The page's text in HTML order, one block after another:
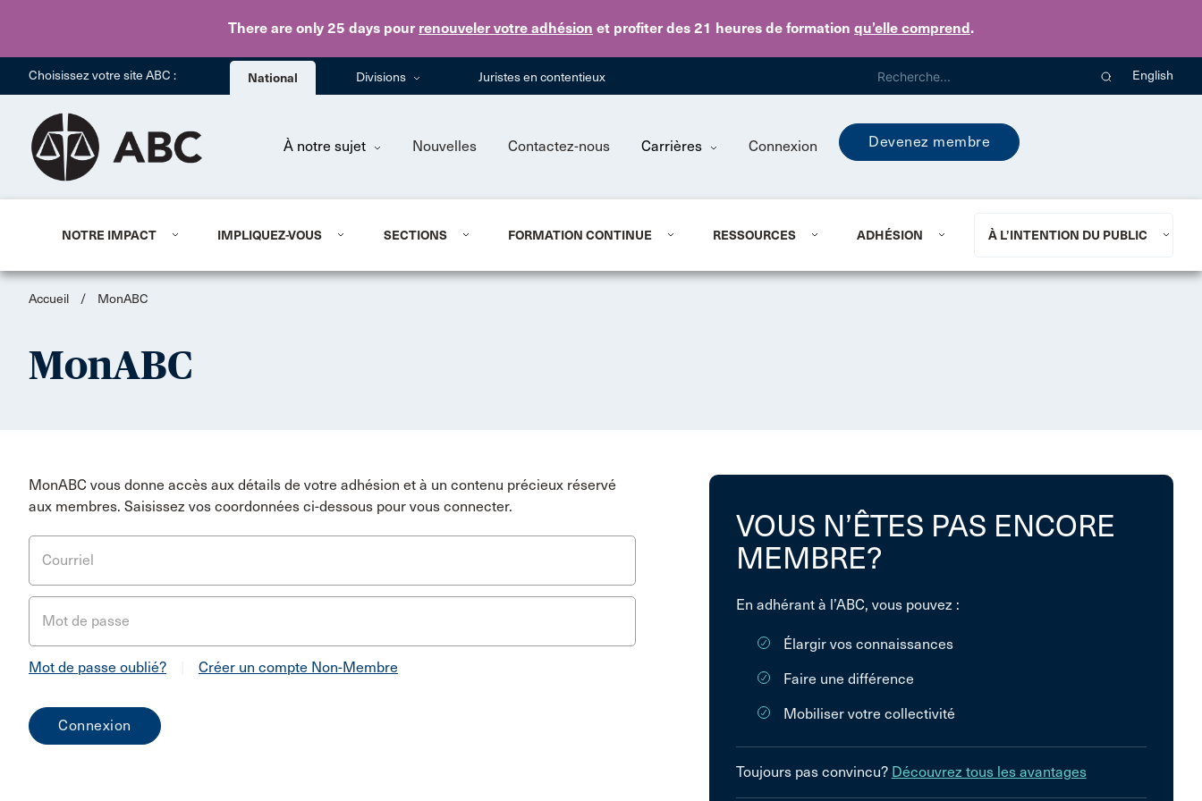
There are only 25 days pour renouveler votre adhésion et profiter des 21 heures de formation qu’elle comprend.
Skip to main content
Choisissez votre site ABC : National Divisions Juristes en contentieux English
À notre sujet Nouvelles Contactez-nous Carrières Connexion Devenez membre
NOTRE IMPACT IMPLIQUEZ-VOUS SECTIONS FORMATION CONTINUE RESSOURCES ADHÉSION À L’INTENTION DU PUBLIC
Accueil / MonABC
MonABC
MonABC vous donne accès aux détails de votre adhésion et à un contenu précieux réservé
aux membres. Saisissez vos coordonnées ci-dessous pour vous connecter.
Courriel
Mot de passe
Mot de passe oublié? Créer un compte Non-Membre
VOUS N’ÊTES PAS ENCORE
MEMBRE?
En adhérant à l’ABC, vous pouvez :
Élargir vos connaissances
Faire une différence
Mobiliser votre collectivité
Toujours pas convincu? Découvrez tous les avantages